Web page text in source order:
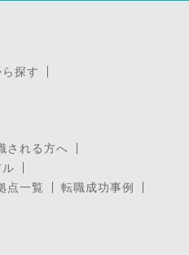
探す
される方へ
点一覧
転職成功事例